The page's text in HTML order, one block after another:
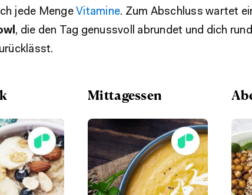
jede Menge Vitamine. Zum Abschluss wartet
, die den Tag genussvoll abrundet und dich
Mittagessen